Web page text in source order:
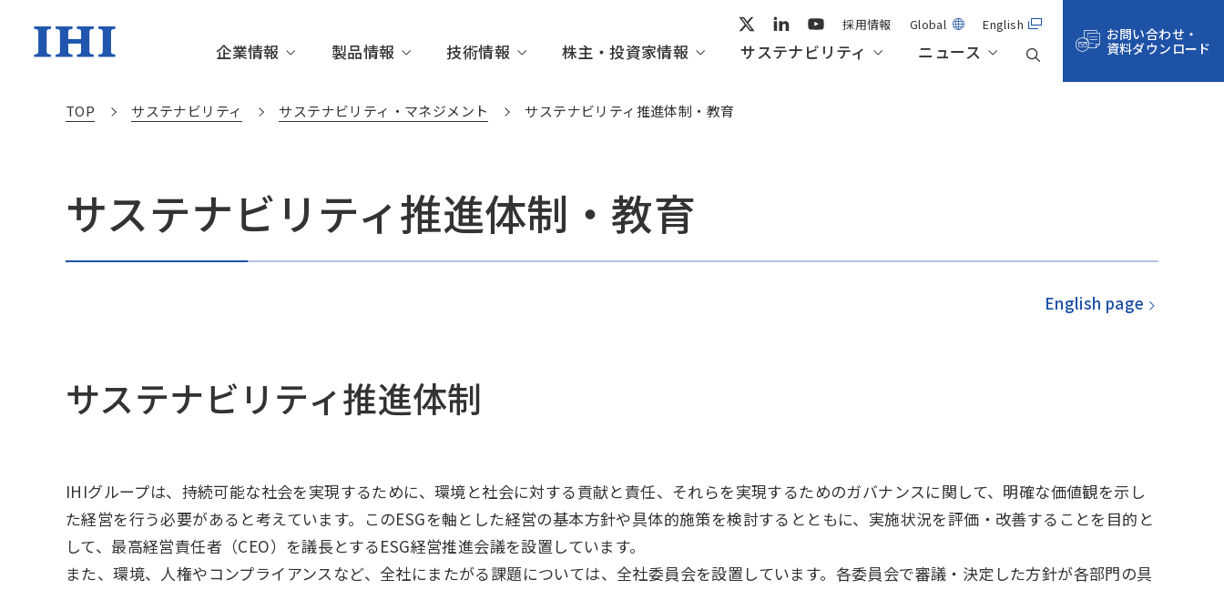
お問い合わせ・
資料ダウンロード
企業情報
企業情報TOP
トップメッセージ IHIグループビジョン 会社概要
製品情報
製品情報TOP
資源・エネルギー・環境 社会基盤 産業システム・汎用機械
技術情報
技術情報TOP
更新情報 IHIの技術開発 IHI技報一覧
株主・投資家情報
株主・投資家情報TOP
IRニュース 個人投資家の皆さまへ 経営情報
サステナビリティ
サステナビリティTOP
サステナビリティニュース サステナビリティ活動レポート トップメッセージ
ニュース
採用情報 Global English
TOP サステナビリティ サステナビリティ・マネジメント サステナビリティ推進体制・教育
サステナビリティ推進体制・教育
English page
サステナビリティ推進体制
IHIグループは、持続可能な社会を実現するために、環境と社会に対する貢献と責任、それらを実現するためのガバナンスに関して、明確な価値観を示し
た経営を行う必要があると考えています。このESGを軸とした経営の基本方針や具体的施策を検討するとともに、実施状況を評価・改善することを目的と
して、最高経営責任者（CEO）を議長とするESG経営推進会議を設置しています。
また、環境、人権やコンプライアンスなど、全社にまたがる課題については、全社委員会を設置しています。各委員会で審議・決定した方針が各部門の具